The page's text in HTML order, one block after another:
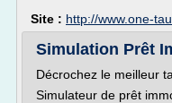
Site : http://www.one-
Simulation Prêt
Décrochez le meilleur
Simulateur de prêt